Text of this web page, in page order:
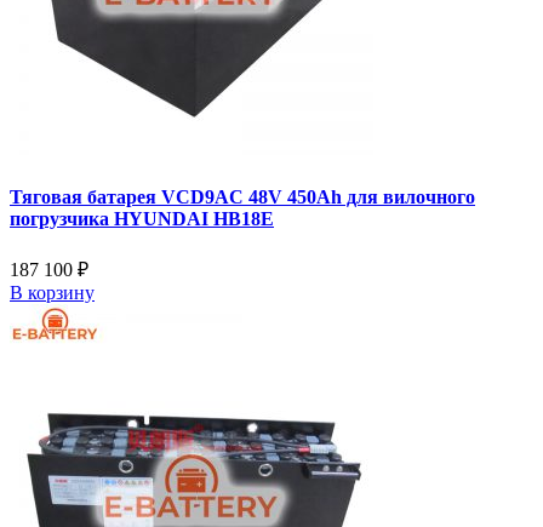
Тяговая батарея VCD9AC 48V 450Ah для вилочного
погрузчика HYUNDAI HB18E
187 100 ₽
В корзину